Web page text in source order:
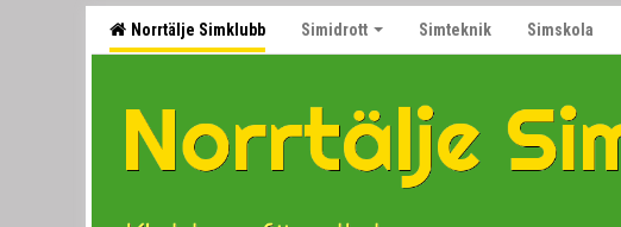
Norrtälje Simklubb Simidrott Simteknik Simskola